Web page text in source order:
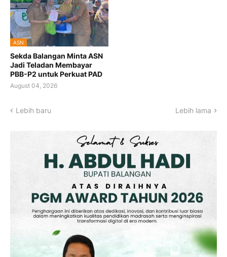
ASN
Sekda Balangan Minta ASN
Jadi Teladan Membayar
PBB-P2 untuk Perkuat PAD
August 04, 2026
Lebih baru Lebih lama